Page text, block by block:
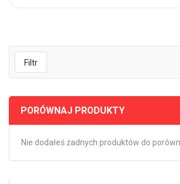
Filtr
PORÓWNAJ PRODUKTY
Nie dodałeś żadnych produktów do